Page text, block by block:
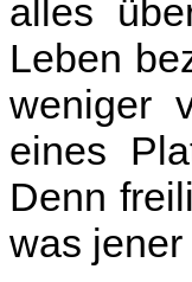
alles
Leben
weniger
eines
Denn
was jener